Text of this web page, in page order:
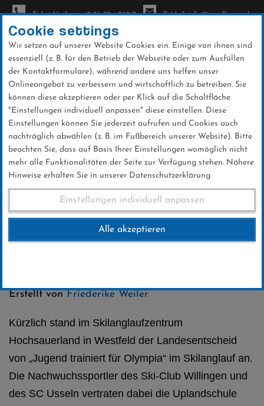
Direkt
zum
Inhalt
Ticket-Hotline: +49 56 32 - 960-0 E-Mail: info@sc-willingen.de
News
Gleich zwei Teams der UPS
beim Bundesfinale dabei
Erstellt vonFriederike Weiler
Kürzlich stand im Skilanglaufzentrum
Hochsauerland in Westfeld der Landesentscheid
von „Jugend trainiert für Olympia“ im Skilanglauf an.
Die Nachwuchssportler des Ski-Club Willingen und
des SC Usseln vertraten dabei die Uplandschule
Cookie settings
Wir setzen auf unserer Website Cookies ein. Einige von ihnen sind
essenziell (z. B. für den Betrieb der Webseite oder zum Ausfüllen
der Kontaktformulare), während andere uns helfen unser
Onlineangebot zu verbessern und wirtschaftlich zu betreiben. Sie
können diese akzeptieren oder per Klick auf die Schaltfläche
"Einstellungen individuell anpassen" diese einstellen. Diese
Einstellungen können Sie jederzeit aufrufen und Cookies auch
nachträglich abwählen (z. B. im Fußbereich unserer Website). Bitte
beachten Sie, dass auf Basis Ihrer Einstellungen womöglich nicht
mehr alle Funktionalitäten der Seite zur Verfügung stehen. Nähere
Hinweise erhalten Sie in unserer Datenschutzerklärung.
Einstellungen individuell anpassen
Alle akzeptieren